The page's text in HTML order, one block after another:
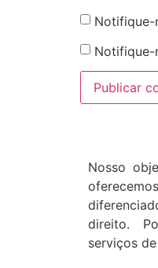
Notifique-
Notifique-
Nosso
direito.
serviços